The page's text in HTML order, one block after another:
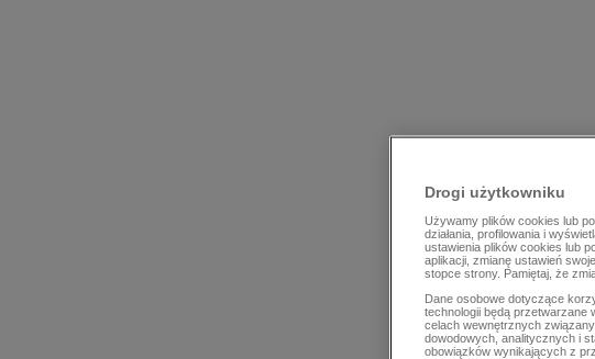
Drogi użytkowniku
Używamy plików cookies lub
działania, profilowania i
ustawienia plików cookies lub
aplikacji, zmianę ustawień
stopce strony. Pamiętaj, że
Dane osobowe dotyczące
technologii będą przetwarzane
celach wewnętrznych
dowodowych, analitycznych i
obowiązków wynikających z